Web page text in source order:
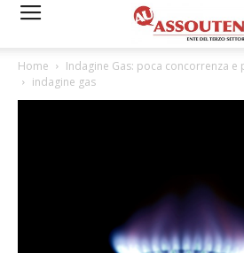
Home
Indagine Gas: poca concorrenza
indagine gas